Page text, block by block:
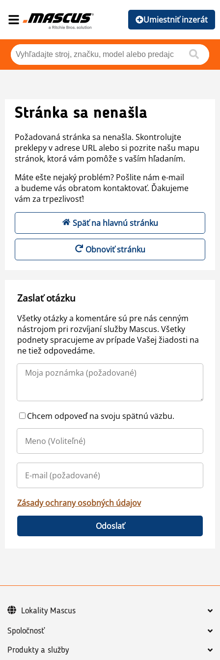
Umiestniť inzerát
Stránka sa nenašla
Požadovaná stránka sa nenašla. Skontrolujte
preklepy v adrese URL alebo si pozrite našu mapu
stránok, ktorá vám pomôže s vaším hľadaním.
Máte ešte nejaký problém? Pošlite nám e-mail
a budeme vás obratom kontaktovať. Ďakujeme
vám za trpezlivosť!
Späť na hlavnú stránku
Obnoviť stránku
Zaslať otázku
Všetky otázky a komentáre sú pre nás cenným
nástrojom pri rozvíjaní služby Mascus. Všetky
podnety spracujeme av prípade Vašej žiadosti na
ne tiež odpovedáme.
Chcem odpoveď na svoju spätnú väzbu.
Zásady ochrany osobných údajov
Odoslať
Spoločnosť
Produkty a služby
Lokality Mascus